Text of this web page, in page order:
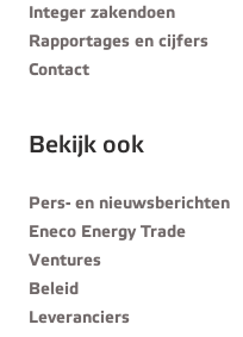
Integer zakendoen
Rapportages en cijfers
Contact
Bekijk ook
Pers- en nieuwsberichten
Eneco Energy Trade
Ventures
Beleid
Leveranciers